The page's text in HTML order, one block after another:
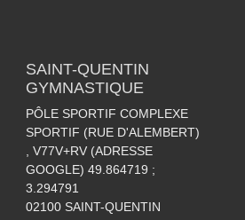
SAINT-QUENTIN
GYMNASTIQUE
PÔLE SPORTIF COMPLEXE
SPORTIF (RUE D'ALEMBERT)
, V77V+RV (ADRESSE
GOOGLE) 49.864719 ;
3.294791
02100 SAINT-QUENTIN